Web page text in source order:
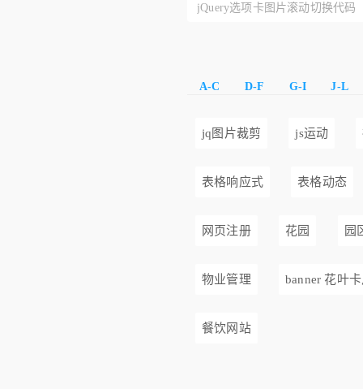
jQuery选项卡图片滚动切换代码
A-C D-F G-I J-L
jq图片裁剪 js运动
表格响应式 表格动态
网页注册 花园 园
物业管理 banner 花叶
餐饮网站